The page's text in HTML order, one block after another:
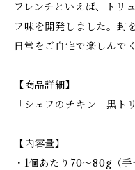
フレンチといえば、トリ
フ味を開発しました。封
日常をご自宅で楽しんで
【商品詳細】
「シェフのチキン 黒トリ
【内容量】
・1個あたり70〜80g（